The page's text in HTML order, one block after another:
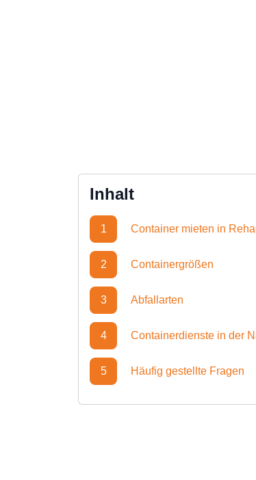
Inhalt
1 Container mieten in
2 Containergrößen
3 Abfallarten
4 Containerdienste in der
5 Häufig gestellte Fragen